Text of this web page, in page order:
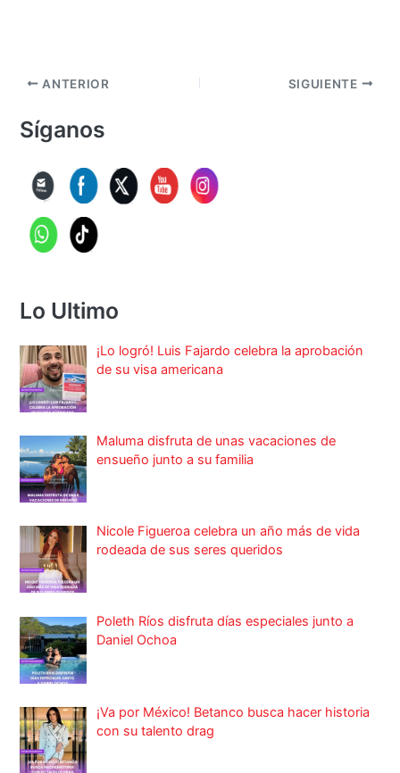
ANTERIOR SIGUIENTE
Síganos
Lo Ultimo
¡Lo logró! Luis Fajardo celebra la aprobación
de su visa americana
Maluma disfruta de unas vacaciones de
ensueño junto a su familia
Nicole Figueroa celebra un año más de vida
rodeada de sus seres queridos
Poleth Ríos disfruta días especiales junto a
Daniel Ochoa
¡Va por México! Betanco busca hacer historia
con su talento drag